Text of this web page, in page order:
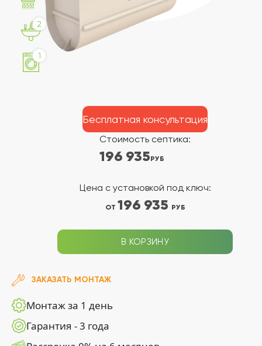
2
1
Стоимость септика:
196 935РУБ
Цена с установкой под ключ:
ОТ 196 935 РУБ
В КОРЗИНУ
Бесплатная консультация
ЗАКАЗАТЬ МОНТАЖ
Монтаж за 1 день
Гарантия - 3 года